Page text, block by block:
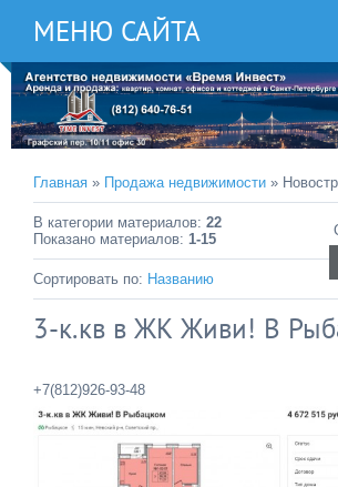
МЕНЮ САЙТА
Главная » Продажа недвижимости »
В категории материалов: 22
Показано материалов: 1-15
Сортировать по: Названию
3-к.кв в ЖК Живи! В
+7(812)926-93-48